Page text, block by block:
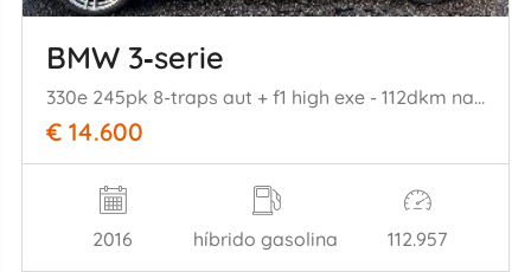
BMW 3‑serie
330e 245pk 8-traps aut + f1 high exe - 112dkm nap - harman - stuur + stoelverw v+a - 360cam - head up - elektr rollo
€ 14.600
2016 híbrido gasolina 112.957